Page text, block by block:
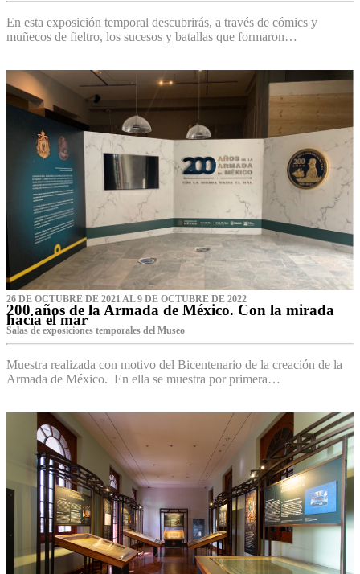
En esta exposición temporal descubrirás, a través de cómics y
muñecos de fieltro, los sucesos y batallas que formaron…
26 DE OCTUBRE DE 2021 AL 9 DE OCTUBRE DE 2022
200 años de la Armada de México. Con la mirada
hacia el mar
Salas de exposiciones temporales del Museo‌
Muestra realizada con motivo del Bicentenario de la creación de la
Armada de México. En ella se muestra por primera…